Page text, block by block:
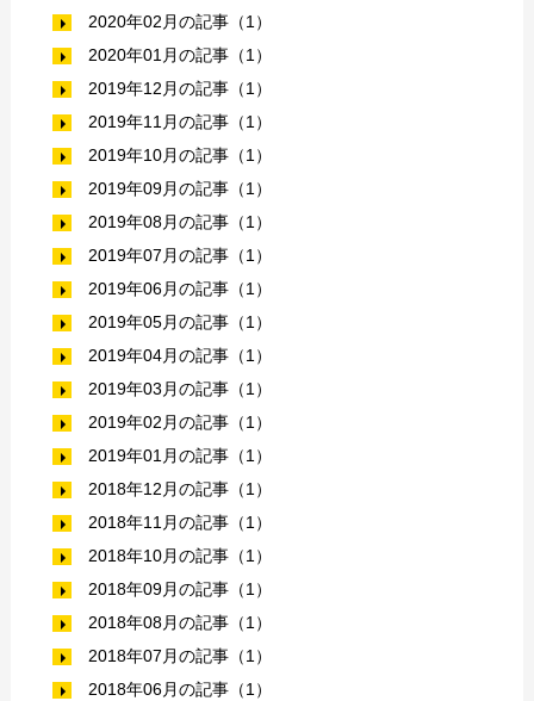
2020年02月の記事（1）
2020年01月の記事（1）
2019年12月の記事（1）
2019年11月の記事（1）
2019年10月の記事（1）
2019年09月の記事（1）
2019年08月の記事（1）
2019年07月の記事（1）
2019年06月の記事（1）
2019年05月の記事（1）
2019年04月の記事（1）
2019年03月の記事（1）
2019年02月の記事（1）
2019年01月の記事（1）
2018年12月の記事（1）
2018年11月の記事（1）
2018年10月の記事（1）
2018年09月の記事（1）
2018年08月の記事（1）
2018年07月の記事（1）
2018年06月の記事（1）